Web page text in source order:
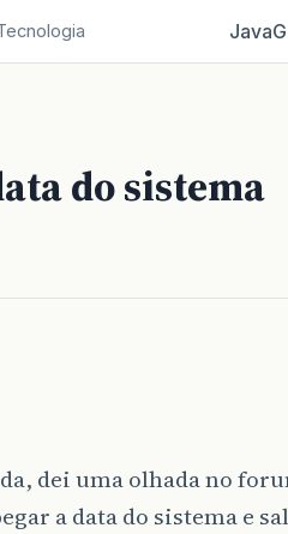
Java
do sistema
dei uma olhada no
a data do sistema e